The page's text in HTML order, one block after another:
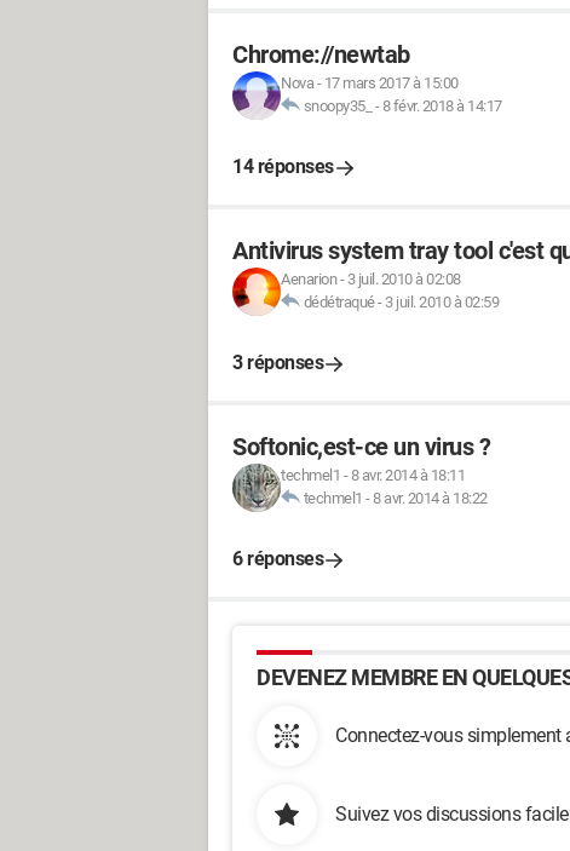
Chrome://newtab
Nova- 17 mars 2017 à 15:00
snoopy35_ -8 févr. 2018 à 14:17
14 réponses
Antivirus system tray tool c'est
Aenarion- 3 juil. 2010 à 02:08
dédétraqué- 3 juil. 2010 à 02:59
3 réponses
Softonic,est-ce un virus ?
techmel1 -8 avr. 2014 à 18:11
techmel1 -8 avr. 2014 à 18:22
6 réponses
DEVENEZ MEMBRE EN
Connectez-vous simplement
Suivez vos discussions